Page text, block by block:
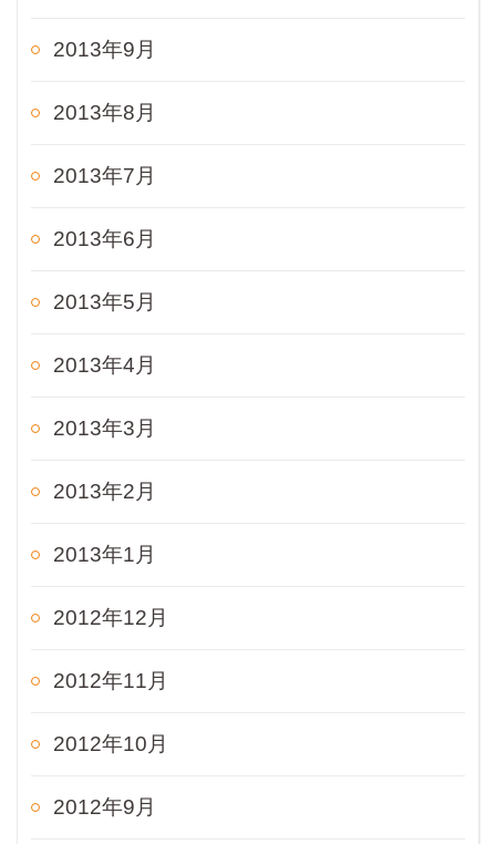
2013年9月
2013年8月
2013年7月
2013年6月
2013年5月
2013年4月
2013年3月
2013年2月
2013年1月
2012年12月
2012年11月
2012年10月
2012年9月